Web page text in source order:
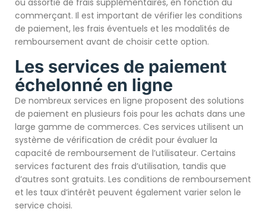
commerçant. Il est important de vérifier les conditions
de paiement, les frais éventuels et les modalités de
remboursement avant de choisir cette option.
Les services de paiement
échelonné en ligne
De nombreux services en ligne proposent des solutions
de paiement en plusieurs fois pour les achats dans une
large gamme de commerces. Ces services utilisent un
système de vérification de crédit pour évaluer la
capacité de remboursement de l’utilisateur. Certains
services facturent des frais d’utilisation, tandis que
d’autres sont gratuits. Les conditions de remboursement
et les taux d’intérêt peuvent également varier selon le
service choisi.